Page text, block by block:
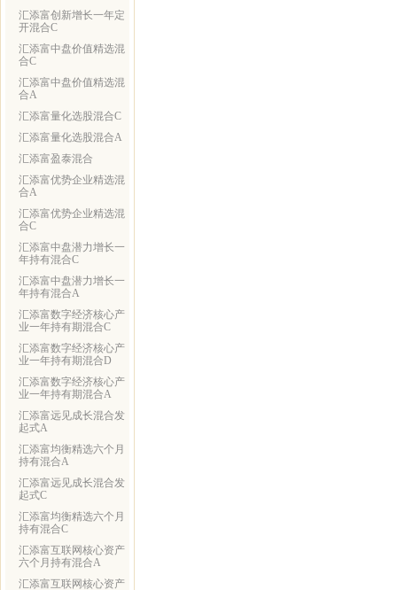
汇添富创新增长一年定
开混合C
汇添富中盘价值精选混
合C
汇添富中盘价值精选混
合A
汇添富量化选股混合C
汇添富量化选股混合A
汇添富盈泰混合
汇添富优势企业精选混
合A
汇添富优势企业精选混
合C
汇添富中盘潜力增长一
年持有混合C
汇添富中盘潜力增长一
年持有混合A
汇添富数字经济核心产
业一年持有期混合C
汇添富数字经济核心产
业一年持有期混合D
汇添富数字经济核心产
业一年持有期混合A
汇添富远见成长混合发
起式A
汇添富均衡精选六个月
持有混合A
汇添富远见成长混合发
起式C
汇添富均衡精选六个月
持有混合C
汇添富互联网核心资产
六个月持有混合A
汇添富互联网核心资产